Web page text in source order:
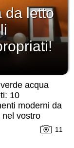
da letto
acqua
10
moderni da
nel vostro
11